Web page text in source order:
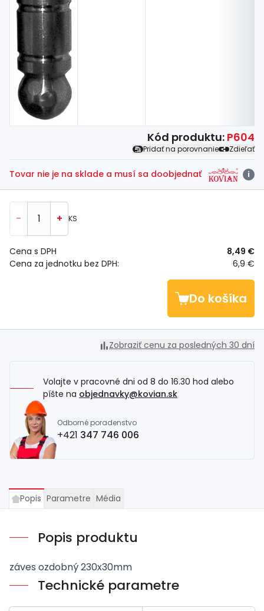
Kód produktu: P604
Pridať na porovnanie Zdieľať
Tovar nie je na sklade a musí sa doobjednať i
- + KS
Cena za jednotku bez DPH: 6,9 €
Cena s DPH 8,49 €
Do košíka
Zobraziť cenu za posledných 30 dní
Volajte v pracovné dni od 8 do 16.30 hod alebo
píšte na objednavky@kovian.sk
Odborné poradenstvo
+421 347 746 006
Popis Parametre Média
Popis produktu
záves ozdobný 230x30mm
Technické parametre